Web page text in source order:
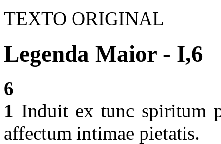
TEXTO ORIGINAL
Legenda Maior - I,6
6
1 Induit ex tunc spiritum
affectum intimae pietatis.